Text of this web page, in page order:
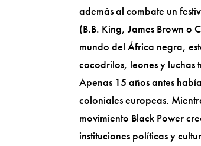
además al combate un
(B.B. King, James Brown o
mundo del África negra,
cocodrilos, leones y luchas
Apenas 15 años antes
coloniales europeas.
movimiento Black Power
instituciones políticas y